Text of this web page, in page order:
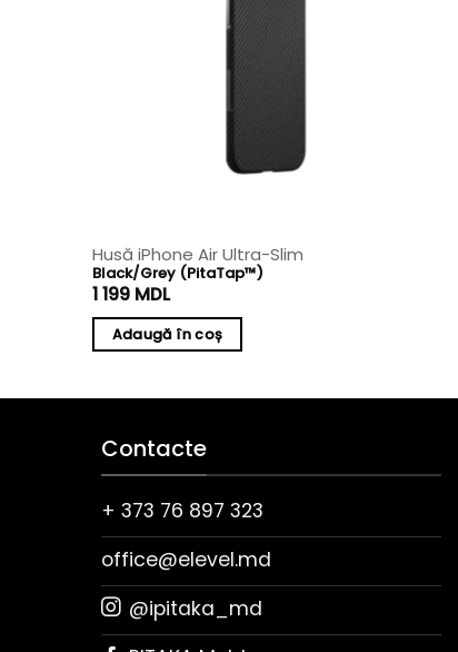
Husă iPhone Air Ultra-Slim
Black/Grey (PitaTap™)
1 199 MDL
Adaugă în coș
Contacte
+ 373 76 897 323
office@elevel.md
@ipitaka_md